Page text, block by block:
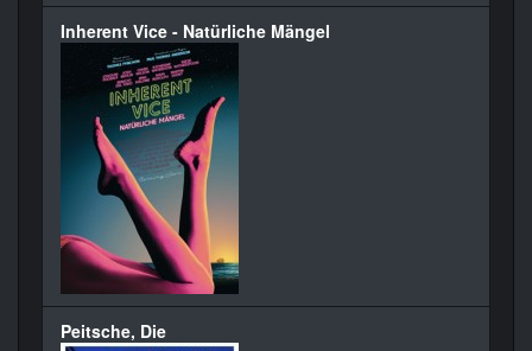
Inherent Vice - Natürliche Mängel
Peitsche, Die